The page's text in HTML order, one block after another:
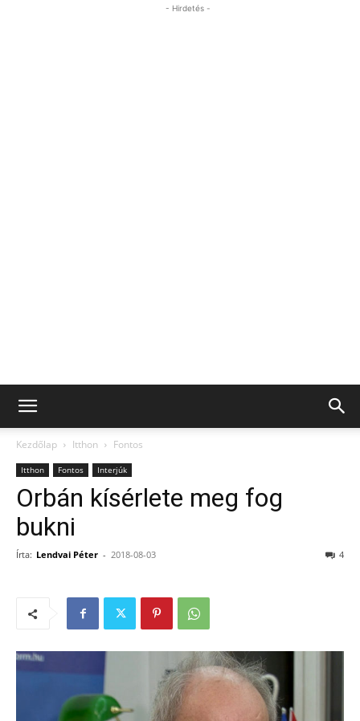
- Hirdetés -
Kezdőlap Itthon Fontos
Itthon Fontos Interjúk
Orbán kísérlete meg fog
bukni
Írta: Lendvai Péter - 2018-08-03 4